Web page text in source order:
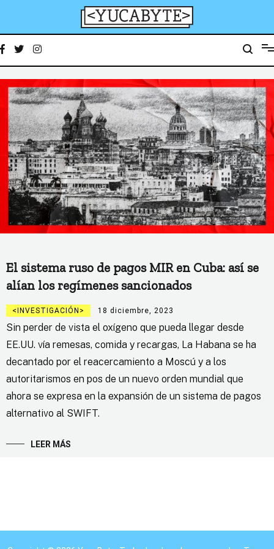
YucaByte
El sistema ruso de pagos MIR en Cuba: así se
alían los regímenes sancionados
INVESTIGACIÓN 18 diciembre, 2023
Sin perder de vista el oxígeno que pueda llegar desde
EE.UU. vía remesas, comida y recargas, La Habana se ha
decantado por el reacercamiento a Moscú y a los
autoritarismos en pos de un nuevo orden mundial que
ahora se expresa en la expansión de un sistema de pagos
alternativo al SWIFT.
LEER MÁS